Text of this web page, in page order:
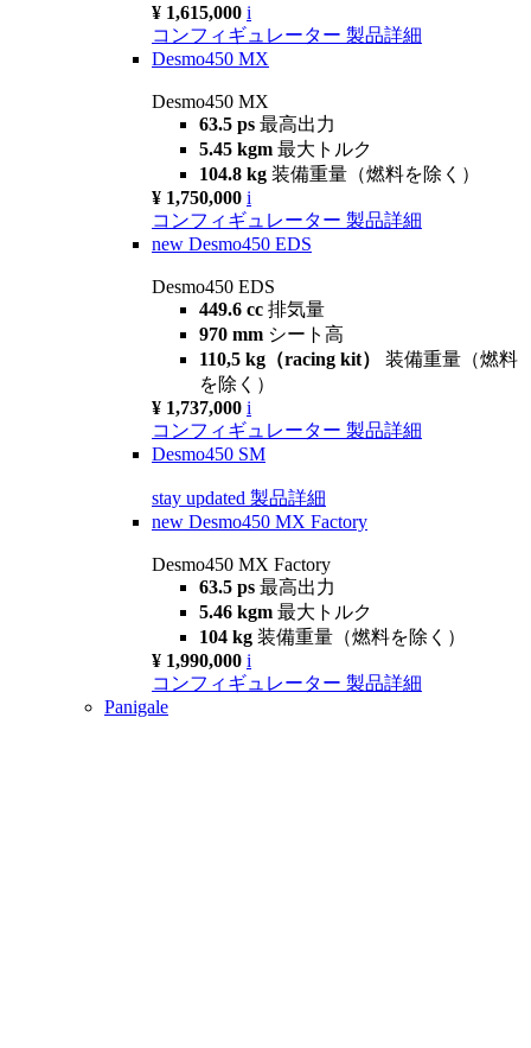
¥ 1,615,000 i
コンフィギュレーター 製品詳細
Desmo450 MX
Desmo450 MX
63.5 ps 最高出力
5.45 kgm 最大トルク
104.8 kg 装備重量（燃料を除く）
¥ 1,750,000 i
コンフィギュレーター 製品詳細
new Desmo450 EDS
Desmo450 EDS
449.6 cc 排気量
970 mm シート高
110,5 kg（racing kit） 装備重量（燃料
を除く）
¥ 1,737,000 i
コンフィギュレーター 製品詳細
Desmo450 SM
stay updated 製品詳細
new Desmo450 MX Factory
Desmo450 MX Factory
63.5 ps 最高出力
5.46 kgm 最大トルク
104 kg 装備重量（燃料を除く）
¥ 1,990,000 i
コンフィギュレーター 製品詳細
Panigale